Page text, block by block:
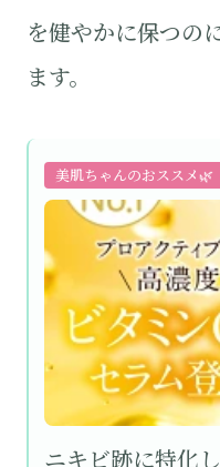
を健やかに保つの
ます。
美肌ちゃんのおススメ🌿
ニキビ跡に特化